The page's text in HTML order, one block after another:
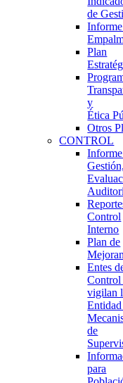
de
Plan
y
Ética
Otros
CONTROL
Gestión,
Control
Interno
Plan de
Entes
Control
vigilan
de
para